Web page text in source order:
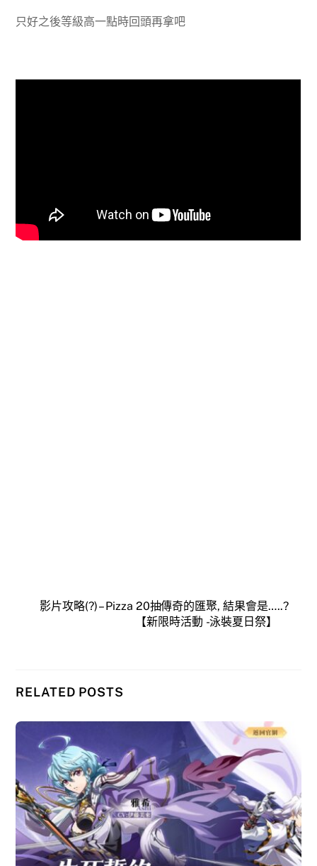
只好之後等級高一點時回頭再拿吧
影片攻略(?) – Pizza 20抽傳奇的匯聚, 結果會是…..?
【新限時活動 -泳裝夏日祭】
RELATED POSTS